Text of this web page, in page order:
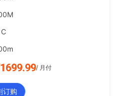
/ 月付
订购